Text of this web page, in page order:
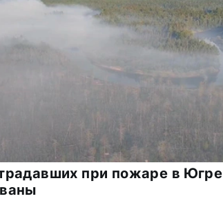
при пожаре в Югре